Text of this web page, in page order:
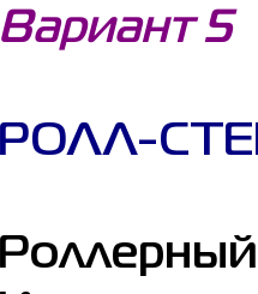
Вариант 5
РОЛЛ-